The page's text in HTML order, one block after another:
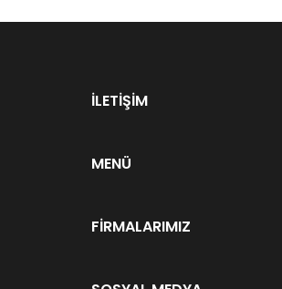
İLETİŞİM
MENÜ
FİRMALARIMIZ